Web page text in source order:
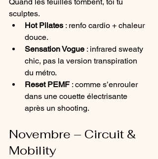
Quand les feuilles tombent, toi tu
sculptes.
Hot Pilates : renfo cardio + chaleur
douce.
Sensation Vogue : infrared sweaty
chic, pas la version transpiration
du métro.
Reset PEMF : comme s’enrouler
dans une couette électrisante
après un shooting.
Novembre – Circuit &
Mobility